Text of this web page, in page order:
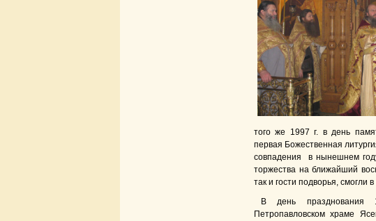
того же 1997 г. в день
первая Божественная
совпадения в нынешнем
торжества на ближайший
так и гости подворья, смогли
В день празднования
Петропавловском храме